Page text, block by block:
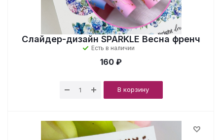
Слайдер-дизайн SPARKLE Весна френч
Есть в наличии
160 ₽
В корзину